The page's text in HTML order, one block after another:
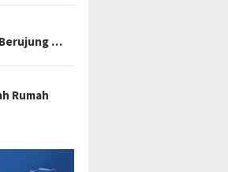
…
Rumah